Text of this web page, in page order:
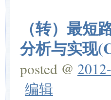
（转）最
分析与实现
posted @
编辑